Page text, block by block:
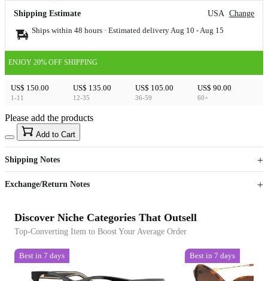
Shipping Estimate USA Change
Ships within 48 hours · Estimated delivery Aug 10 - Aug 15
ENJOY 20% OFF SHIPPING
US$ 150.00
1-11
US$ 135.00
12-35
US$ 105.00
36-59
US$ 90.00
60+
US$40
Sign up to your membership to get coupons up to
15%
Opportunity to enjoy order discount up to 15% off
Please add the products
Add to Cart
Shipping Notes
Exchange/Return Notes
Discover Niche Categories That Outsell
Top-Converting Item to Boost Your Average Order
Best in 7 days Best in 7 days